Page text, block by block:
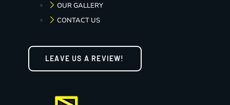
OUR GALLERY
CONTACT US
LEAVE US A REVIEW!